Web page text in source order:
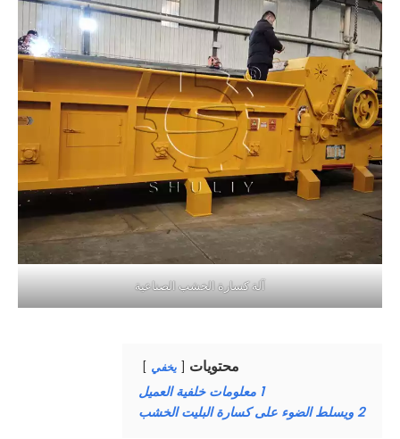
آلة كسارة الخشب الصناعية
محتويات يخفي
1 معلومات خلفية العميل
2 ويسلط الضوء على كسارة البليت الخشب